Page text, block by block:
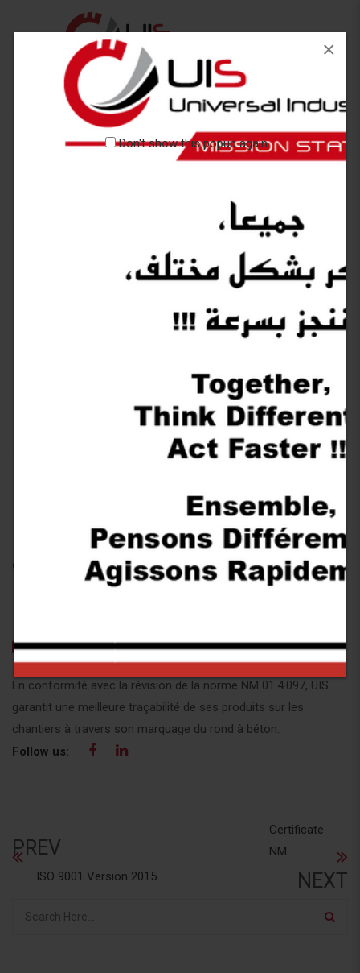
Don't show this popup again
×
Certificat NM
En conformité avec la révision de la norme NM 01.4.097, UIS
garantit une meilleure traçabilité de ses produits sur les
chantiers à travers son marquage du rond à béton.
Follow us:
PREV
ISO 9001 Version 2015
Certificate
NM
NEXT